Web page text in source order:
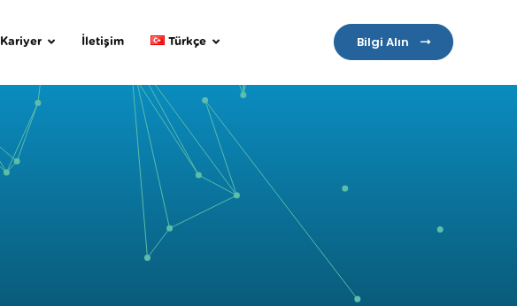
Kariyer İletişim Türkçe Bilgi Alın